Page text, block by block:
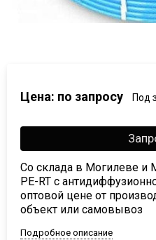
Цена: по запросу Под
Со склада в Могилеве и
PE-RT с
оптовой цене от
объект или самовывоз
Подробное описание